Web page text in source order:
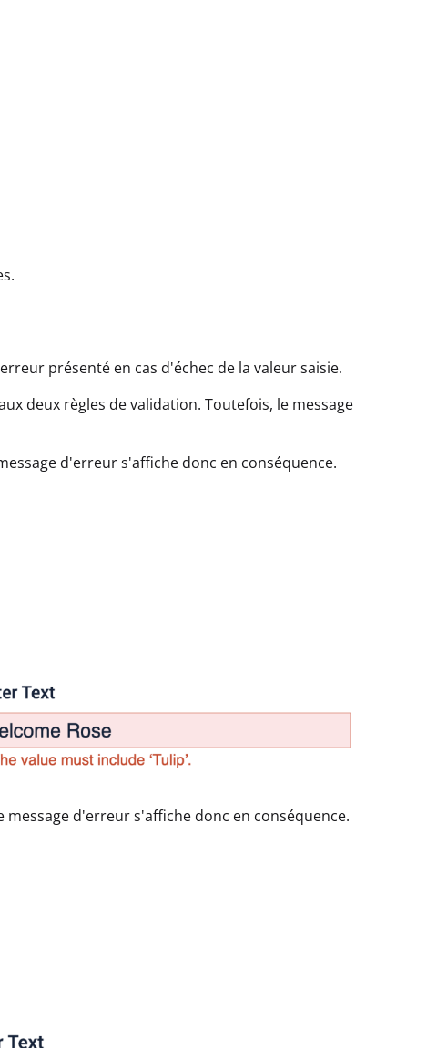
présenté en cas d'échec de la valeur saisie.
deux règles de validation. Toutefois, le message
d'erreur s'affiche donc en conséquence.
d'erreur s'affiche donc en conséquence.